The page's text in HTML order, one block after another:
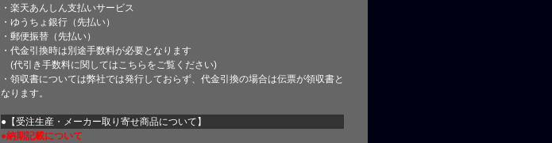
・楽天あんしん支払いサービス
・ゆうちょ銀行（先払い）
・郵便振替（先払い）
・代金引換時は別途手数料が必要となります
(代引き手数料に関しては こちら をご覧ください)
・領収書については弊社では発行しておらず、代金引換の場合は伝票が領収書と
なります。
●【受注生産・メーカー取り寄せ商品について】
●納期記載について